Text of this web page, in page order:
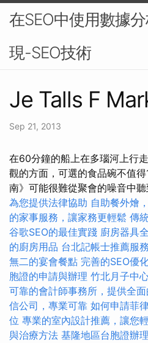
在SEO中使用數據
現-SEO技術
Je Talls F
Sep 21, 2013
在60分鐘的船上在多瑙河上行
觀的方面，可選的食品碗不值
南》可能很難從聚會的噪音中聽
為您提供法律協助 自助餐外燴
的家事服務，讓家務更輕鬆 傳
谷歌SEO的最佳實踐 廚房器具
的廚房用品 台北記帳士推薦服務
無二的宴會餐點 完善的SEO優
胞證的申請與辦理 竹北月子中
可靠的會計師事務所，提供全
信公司，專業可靠 如何申請菲
位 專業的室內設計推薦，讓您
與治療方法 基隆地區台胞證辦